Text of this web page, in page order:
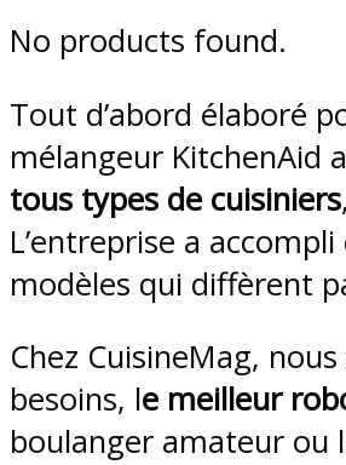
No products found.
Tout d’abord élaboré
mélangeur KitchenAid
tous types de cuisiniers
L’entreprise a
modèles qui diffèrent
Chez CuisineMag,
besoins, le meilleur
boulanger amateur ou